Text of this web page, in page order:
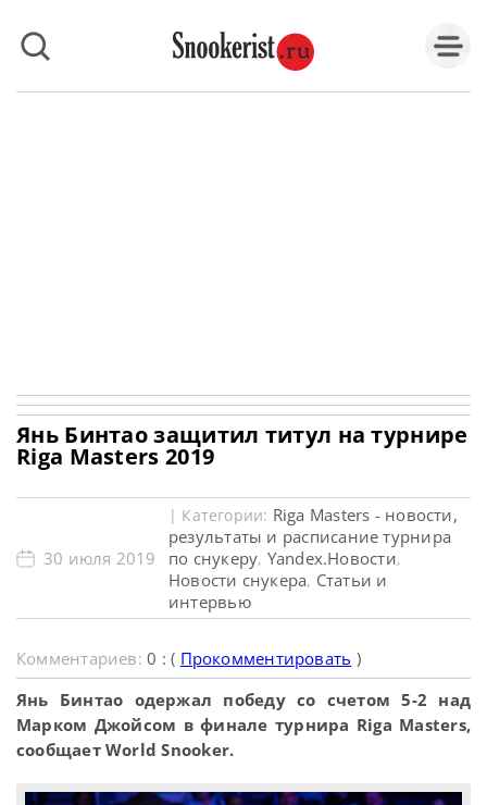
Янь Бинтао защитил титул на турнире
Riga Masters 2019
30 июля 2019
| Категории: Riga Masters - новости,
результаты и расписание турнира
по снукеру, Yandex.Новости,
Новости снукера, Статьи и
интервью
Комментариев:0 : ( Прокомментировать )
Янь Бинтао одержал победу со счетом 5-2 над
Марком Джойсом в финале турнира Riga Masters,
сообщает World Snooker.